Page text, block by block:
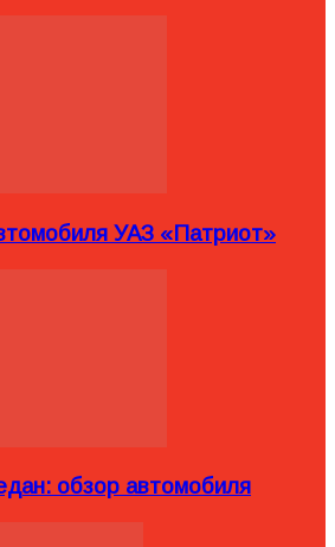
УАЗ «Патриот»
обзор автомобиля